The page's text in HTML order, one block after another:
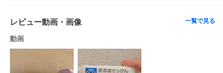
レビュー動画・画像 一覧で見る
動画